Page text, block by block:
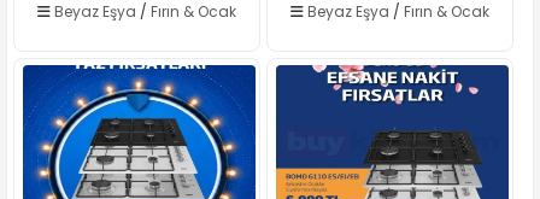
Beyaz Eşya / Fırın & Ocak Beyaz Eşya /Fırın & Ocak